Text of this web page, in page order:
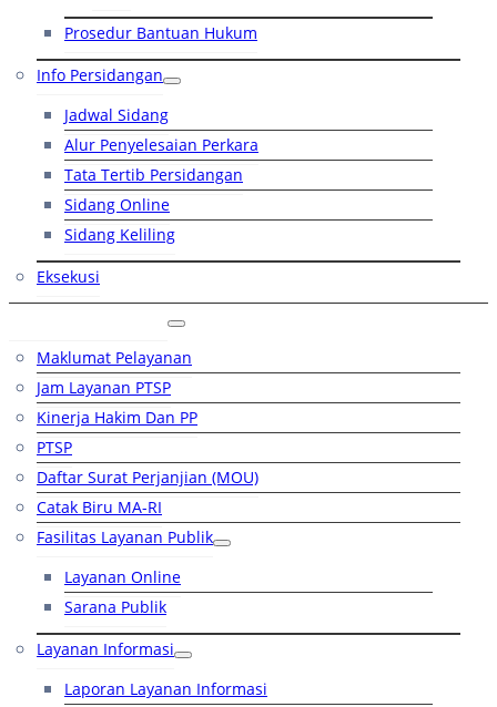
Prosedur Bantuan Hukum
Info Persidangan
Jadwal Sidang
Alur Penyelesaian Perkara
Tata Tertib Persidangan
Sidang Online
Sidang Keliling
Eksekusi
Maklumat Pelayanan
Jam Layanan PTSP
Kinerja Hakim Dan PP
PTSP
Daftar Surat Perjanjian (MOU)
Catak Biru MA-RI
Fasilitas Layanan Publik
Layanan Online
Sarana Publik
Layanan Informasi
Laporan Layanan Informasi